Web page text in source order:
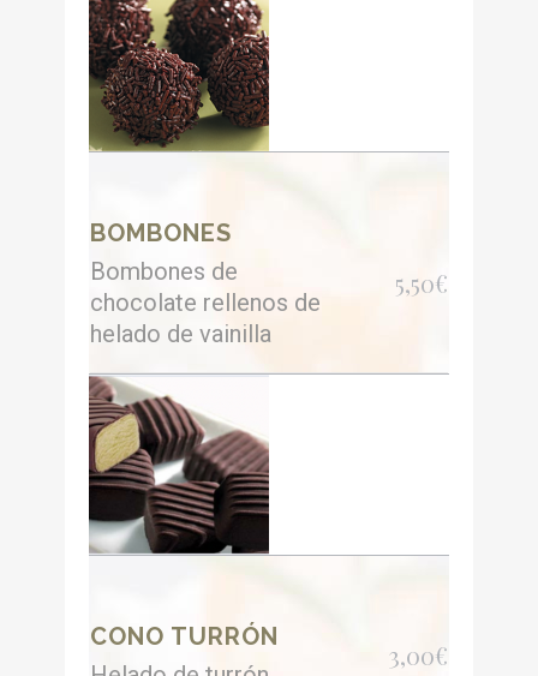
BOMBONES
Bombones de
chocolate rellenos de
helado de vainilla
5,50€
CONO TURRÓN
3,00€